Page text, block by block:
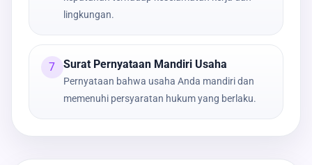
lingkungan.
7 Surat Pernyataan Mandiri Usaha
Pernyataan bahwa usaha Anda mandiri dan
memenuhi persyaratan hukum yang berlaku.